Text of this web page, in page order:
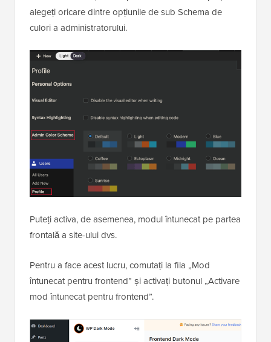
alegeți oricare dintre opțiunile de sub Schema de
culori a administratorului.
Puteți activa, de asemenea, modul întunecat pe partea
frontală a site-ului dvs.
Pentru a face acest lucru, comutați la fila „Mod
întunecat pentru frontend” și activați butonul „Activare
mod întunecat pentru frontend”.